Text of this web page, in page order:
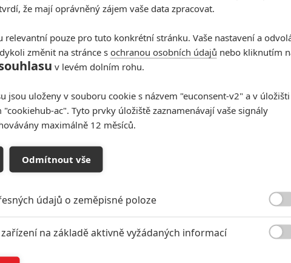
diskuze
3
Marvel
Děti krve
akční
že mají oprávněný zájem vaše data zpracovat.
relevantní pouze pro tuto konkrétní stránku. Vaše nastavení a
změnit na stránce sochranou osobních údajů nebo kliknutím
v levém dolním rohu.
jsou uloženy v souboru cookie s názvem "euconsent-v2" a v úložišti
ac". Tyto prvky úložiště zaznamenávají vaše signály
maximálně 12 měsíců.
Odmítnout vše
údajů o zeměpisné poloze
na základě aktivně vyžádaných informací